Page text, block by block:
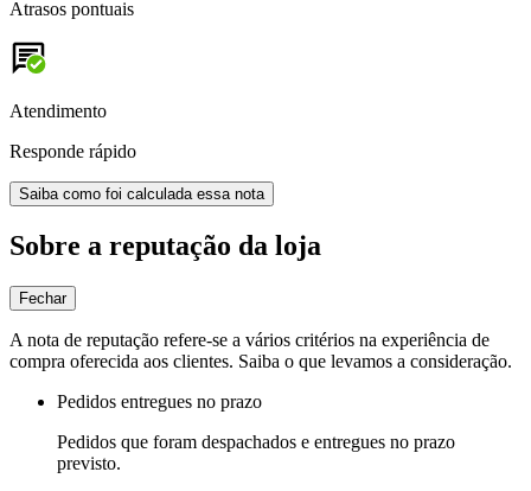
Atrasos pontuais
Atendimento
Responde rápido
Saiba como foi calculada essa nota
Sobre a reputação da loja
Fechar
A nota de reputação refere-se a vários critérios na experiência de
compra oferecida aos clientes. Saiba o que levamos a consideração.
Pedidos entregues no prazo
Pedidos que foram despachados e entregues no prazo
previsto.